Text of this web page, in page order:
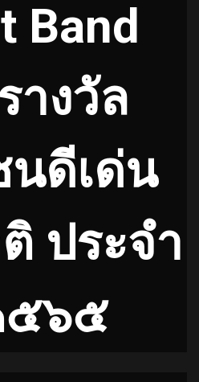
Band
างวัล
นดีเด่น
ประจำ
๖๕